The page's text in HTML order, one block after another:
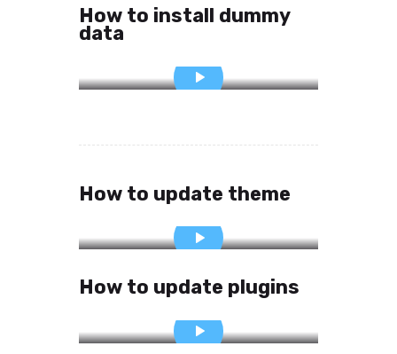
How to install dummy
data
How to update theme
How to update plugins